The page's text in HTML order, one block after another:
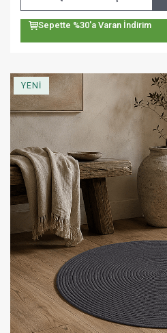
Sepette %30'a Varan İndirim
YENİ